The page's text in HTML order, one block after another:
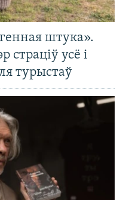
штука».
страціў усё і
турыстаў